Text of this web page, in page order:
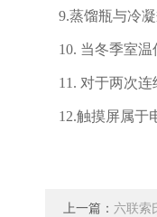
9.蒸馏瓶与冷
10. 当冬季室
1 1 . 对于两次
12.触摸屏属于
上一篇： 六联索